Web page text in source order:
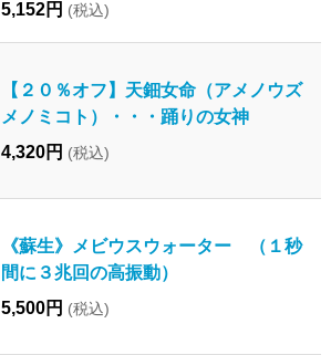
5,152円 (税込)
【２０％オフ】天鈿女命（アメノウズ
メノミコト）・・・踊りの女神
4,320円 (税込)
《蘇生》メビウスウォーター （１秒
間に３兆回の高振動）
5,500円 (税込)